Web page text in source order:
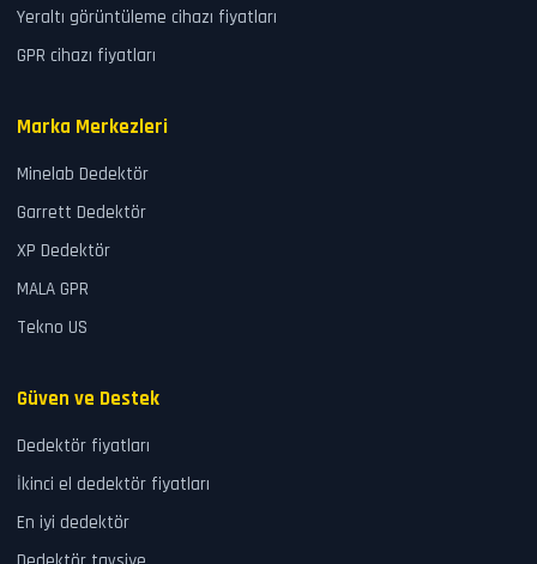
Yeraltı görüntüleme cihazı fiyatları
GPR cihazı fiyatları
Marka Merkezleri
Minelab Dedektör
Garrett Dedektör
XP Dedektör
MALA GPR
Tekno US
Güven ve Destek
Dedektör fiyatları
İkinci el dedektör fiyatları
En iyi dedektör